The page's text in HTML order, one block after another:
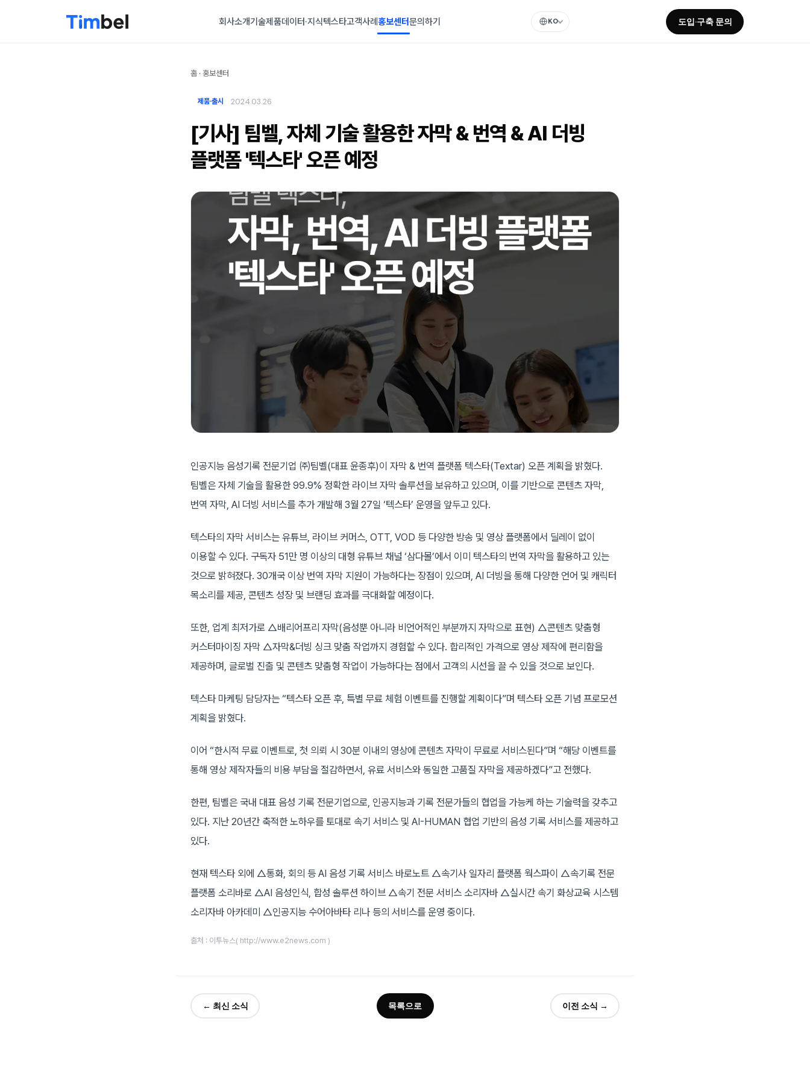
회사소개기술제품데이터·지식텍스타고객사례홍보센터문의하기 KO 도입·구축 문의
홈 · 홍보센터
제품·출시 2024.03.26
[기사] 팀벨, 자체 기술 활용한 자막 & 번역 & AI 더빙
플랫폼 '텍스타' 오픈 예정
인공지능 음성기록 전문기업 ㈜팀벨(대표 윤종후)이 자막 & 번역 플랫폼 텍스타(Textar) 오픈 계획을 밝혔다.
팀벨은 자체 기술을 활용한 99.9% 정확한 라이브 자막 솔루션을 보유하고 있으며, 이를 기반으로 콘텐츠 자막,
번역 자막, AI 더빙 서비스를 추가 개발해 3월 27일 ‘텍스타’ 운영을 앞두고 있다.
텍스타의 자막 서비스는 유튜브, 라이브 커머스, OTT, VOD 등 다양한 방송 및 영상 플랫폼에서 딜레이 없이
이용할 수 있다. 구독자 51만 명 이상의 대형 유튜브 채널 ‘삼다몰’에서 이미 텍스타의 번역 자막을 활용하고 있는
것으로 밝혀졌다. 30개국 이상 번역 자막 지원이 가능하다는 장점이 있으며, AI 더빙을 통해 다양한 언어 및 캐릭터
목소리를 제공, 콘텐츠 성장 및 브랜딩 효과를 극대화할 예정이다.
또한, 업계 최저가로 △배리어프리 자막(음성뿐 아니라 비언어적인 부분까지 자막으로 표현) △콘텐츠 맞춤형
커스터마이징 자막 △자막&더빙 싱크 맞춤 작업까지 경험할 수 있다. 합리적인 가격으로 영상 제작에 편리함을
제공하며, 글로벌 진출 및 콘텐츠 맞춤형 작업이 가능하다는 점에서 고객의 시선을 끌 수 있을 것으로 보인다.
텍스타 마케팅 담당자는 “텍스타 오픈 후, 특별 무료 체험 이벤트를 진행할 계획이다”며 텍스타 오픈 기념 프로모션
계획을 밝혔다.
이어 “한시적 무료 이벤트로, 첫 의뢰 시 30분 이내의 영상에 콘텐츠 자막이 무료로 서비스된다”며 “해당 이벤트를
통해 영상 제작자들의 비용 부담을 절감하면서, 유료 서비스와 동일한 고품질 자막을 제공하겠다”고 전했다.
한편, 팀벨은 국내 대표 음성 기록 전문기업으로, 인공지능과 기록 전문가들의 협업을 가능케 하는 기술력을 갖추고
있다. 지난 20년간 축적한 노하우를 토대로 속기 서비스 및 AI-HUMAN 협업 기반의 음성 기록 서비스를 제공하고
있다.
현재 텍스타 외에 △통화, 회의 등 AI 음성 기록 서비스 바로노트 △속기사 일자리 플랫폼 웍스파이 △속기록 전문
플랫폼 소리바로 △AI 음성인식, 합성 솔루션 하이브 △속기 전문 서비스 소리자바 △실시간 속기 화상교육 시스템
소리자바 아카데미 △인공지능 수어아바타 리나 등의 서비스를 운영 중이다.
출처 : 이투뉴스( http://www.e2news.com )
← 최신 소식 목록으로 이전 소식 →